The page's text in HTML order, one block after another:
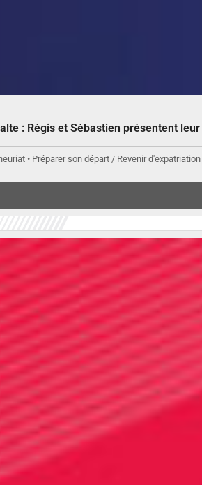
: Régis et Sébastien présentent
• Préparer son départ / Revenir d'expatriation